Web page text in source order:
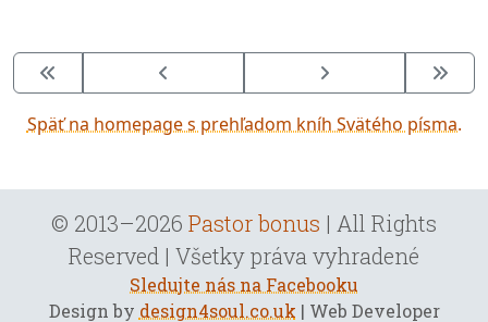
Späť na homepage s prehľadom kníh Svätého písma.
© 2013–2026 Pastor bonus | All Rights
Reserved | Všetky práva vyhradené
Sledujte nás na Facebooku
Design by design4soul.co.uk | Web Developer